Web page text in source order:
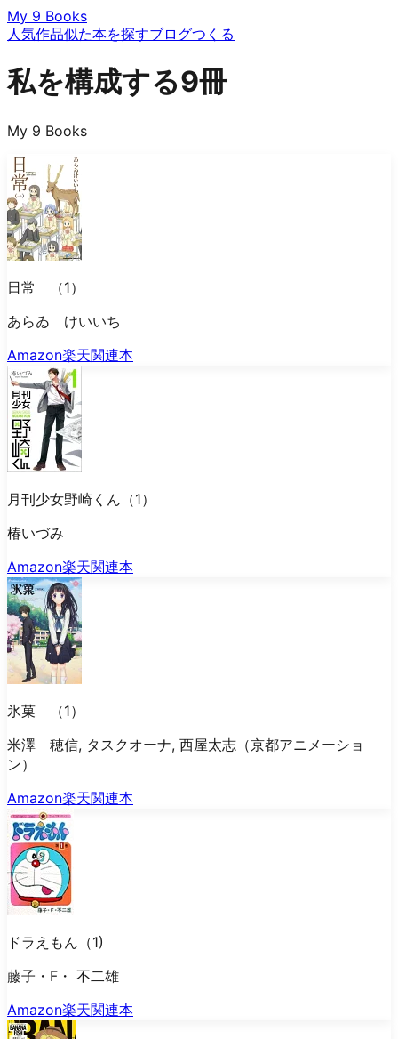
My 9 Books
人気作品似た本を探すブログつくる
私を構成する9冊
My 9 Books
日常 （1）
あらゐ けいいち
Amazon楽天関連本
月刊少女野崎くん（1）
椿いづみ
Amazon楽天関連本
氷菓 （1）
米澤 穂信, タスクオーナ, 西屋太志（京都アニメーショ
ン）
Amazon楽天関連本
ドラえもん（1)
藤子・F・ 不二雄
Amazon楽天関連本